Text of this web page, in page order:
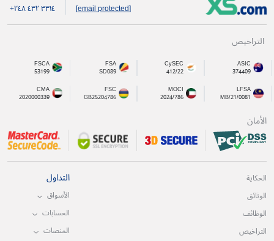
[email protected] +۲٤۸ ٤۳۲ ۳۳۱٤
التراخيص
ASIC
374409
CySEC
412/22
FSA
SD089
FSCA
53199
LFSA
MB/21/0081
MOCI
2024/786
FSC
GB25204786
CMA
2020000339
الأمان
الحكاية
الوثائق
الوظائف
التراخيص
التداول
الأسواق
الحسابات
المنصات